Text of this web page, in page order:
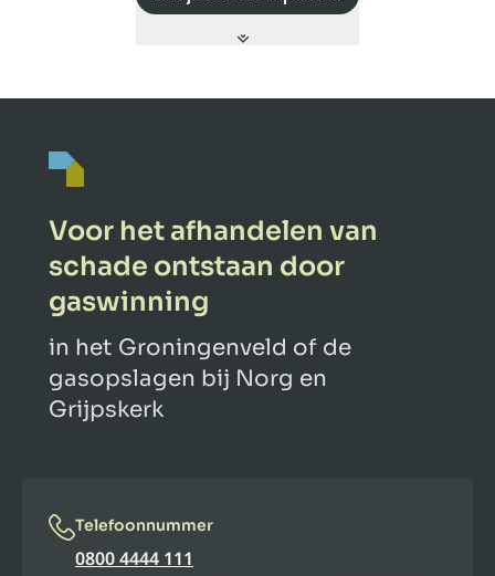
Voor het afhandelen van
schade ontstaan door
gaswinning
in het Groningenveld of de
gasopslagen bij Norg en
Grijpskerk
Telefoonnummer
0800 4444 111